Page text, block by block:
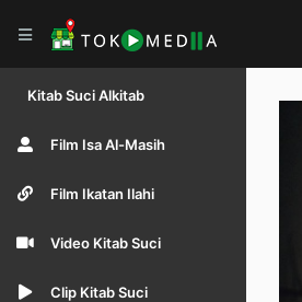
Kitab Suci Alkitab
Film Isa Al-Masih
Film Ikatan Ilahi
Video Kitab Suci
Clip Kitab Suci